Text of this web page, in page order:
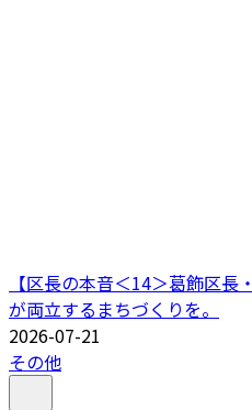
【区長の本音＜14＞葛飾区
が両立するまちづくりを。
2026-07-21
その他